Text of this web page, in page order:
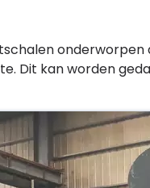
Dit kan worden